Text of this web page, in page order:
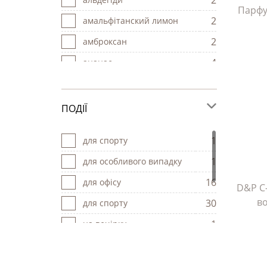
Стрілець 4
Телець 4
Терези 1
амальфітанский лимон 2
амброксан 2
ананас 4
бергамот 14
білий мускус 1
ветивер 2
горілка 1
грейпфрут 11
ПОДІЇ
для cпорту 1
для особливого випадку 1
для офісу 16
для спорту 30
на вечірку 1
D&P